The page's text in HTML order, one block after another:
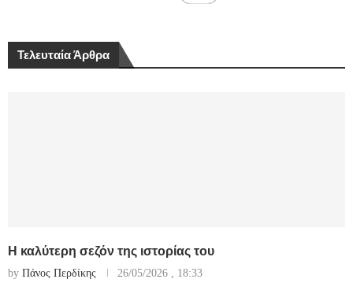
Τελευταία Άρθρα
Η καλύτερη σεζόν της ιστορίας του
by Πάνος Περδίκης 26/05/2026 , 18:33